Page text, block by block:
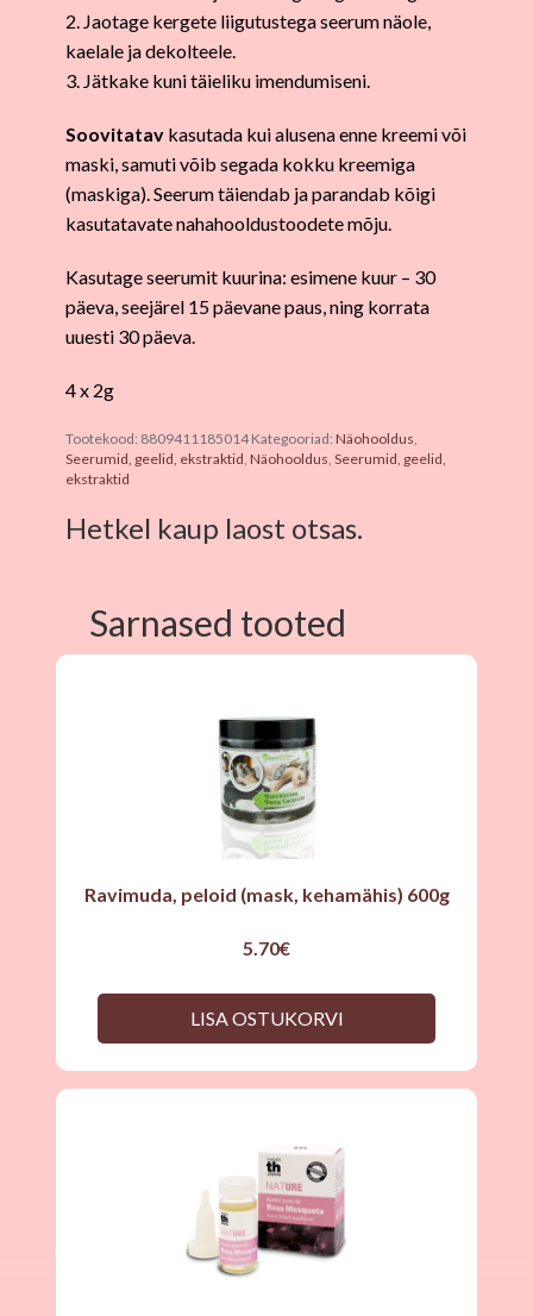
2. Jaotage kergete liigutustega seerum näole,
kaelale ja dekolteele.
3. Jätkake kuni täieliku imendumiseni.
Soovitatav kasutada kui alusena enne kreemi või
maski, samuti võib segada kokku kreemiga
(maskiga). Seerum täiendab ja parandab kõigi
kasutatavate nahahooldustoodete mõju.
Kasutage seerumit kuurina: esimene kuur – 30
päeva, seejärel 15 päevane paus, ning korrata
uuesti 30 päeva.
4 x 2g
Tootekood: 8809411185014Kategooriad: Näohooldus,
Seerumid, geelid, ekstraktid, Näohooldus, Seerumid, geelid,
ekstraktid
Hetkel kaup laost otsas.
Sarnased tooted
Ravimuda, peloid (mask, kehamähis) 600g
5.70€
LISA OSTUKORVI